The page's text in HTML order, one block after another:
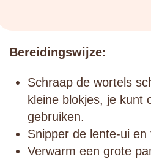
Bereidingswijze:
Schraap de wortels
kleine blokjes, je kunt
gebruiken.
Snipper de lente-ui
Verwarm een grote